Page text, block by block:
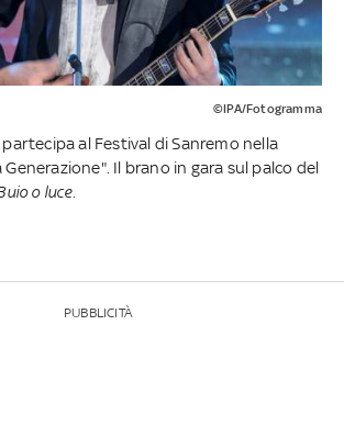
©IPA/Fotogramma
al Festival di Sanremo nella
Il brano in gara sul palco del
o luce.
PUBBLICITÀ